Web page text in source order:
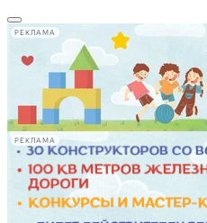
РЕКЛАМА
РЕКЛАМА